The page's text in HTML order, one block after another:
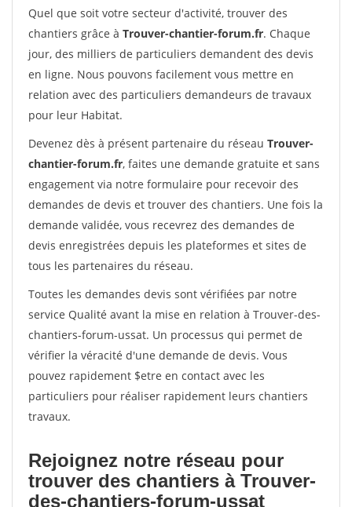
Quel que soit votre secteur d'activité, trouver des
chantiers grâce à Trouver-chantier-forum.fr. Chaque
jour, des milliers de particuliers demandent des devis
en ligne. Nous pouvons facilement vous mettre en
relation avec des particuliers demandeurs de travaux
pour leur Habitat.
Devenez dès à présent partenaire du réseau Trouver-
chantier-forum.fr, faites une demande gratuite et sans
engagement via notre formulaire pour recevoir des
demandes de devis et trouver des chantiers. Une fois la
demande validée, vous recevrez des demandes de
devis enregistrées depuis les plateformes et sites de
tous les partenaires du réseau.
Toutes les demandes devis sont vérifiées par notre
service Qualité avant la mise en relation à Trouver-des-
chantiers-forum-ussat. Un processus qui permet de
vérifier la véracité d'une demande de devis. Vous
pouvez rapidement $etre en contact avec les
particuliers pour réaliser rapidement leurs chantiers
travaux.
Rejoignez notre réseau pour
trouver des chantiers à Trouver-
des-chantiers-forum-ussat